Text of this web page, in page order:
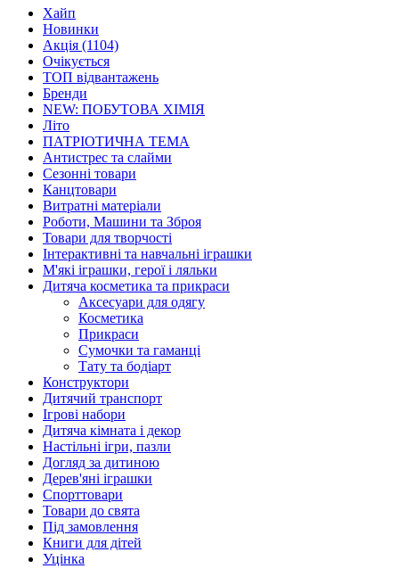
Хайп
Новинки
Акція (1104)
Очікується
ТОП відвантажень
Бренди
NEW: ПОБУТОВА ХІМІЯ
Літо
ПАТРІОТИЧНА ТЕМА
Антистрес та слайми
Сезонні товари
Канцтовари
Витратні матеріали
Роботи, Машини та Зброя
Товари для творчості
Інтерактивні та навчальні іграшки
М'які іграшки, герої і ляльки
Дитяча косметика та прикраси
Аксесуари для одягу
Косметика
Прикраси
Сумочки та гаманці
Тату та бодіарт
Конструктори
Дитячий транспорт
Ігрові набори
Дитяча кімната і декор
Настільні ігри, пазли
Догляд за дитиною
Дерев'яні іграшки
Спорттовари
Товари до свята
Під замовлення
Книги для дітей
Уцінка